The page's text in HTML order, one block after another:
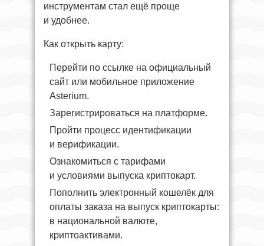
инструментам стал ещё проще
и удобнее.
Как открыть карту:
Перейти по ссылке на официальный
сайт или мобильное приложение
Asterium.
Зарегистрироваться на платформе.
Пройти процесс идентификации
и верификации.
Ознакомиться с тарифами
и условиями выпуска криптокарт.
Пополнить электронный кошелёк для
оплаты заказа на выпуск криптокарты:
в национальной валюте,
криптоактивами.